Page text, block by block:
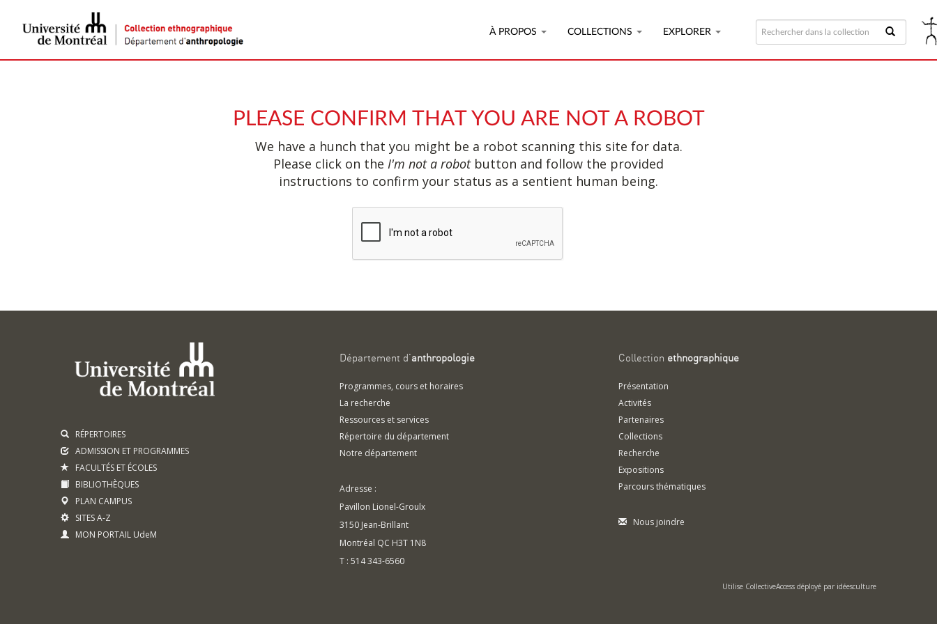
À PROPOS COLLECTIONS EXPLORER
PLEASE CONFIRM THAT YOU ARE NOT A ROBOT
We have a hunch that you might be a robot scanning this site for data.
Please click on the I'm not a robotbutton and follow the provided
instructions to confirm your status as a sentient human being.
RÉPERTOIRES
ADMISSION ET PROGRAMMES
FACULTÉS ET ÉCOLES
BIBLIOTHÈQUES
PLAN CAMPUS
SITES A-Z
MON PORTAIL UdeM
Département d'anthropologie
Programmes, cours et horaires
La recherche
Ressources et services
Répertoire du département
Notre département
Adresse :
Pavillon Lionel-Groulx
3150 Jean-Brillant
Montréal QC H3T 1N8
T : 514 343-6560
Collection ethnographique
Présentation
Activités
Partenaires
Collections
Recherche
Expositions
Parcours thématiques
Nous joindre
Utilise CollectiveAccess déployé par idéesculture